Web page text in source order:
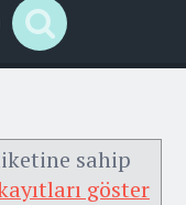
Links
Search
sahip
göster